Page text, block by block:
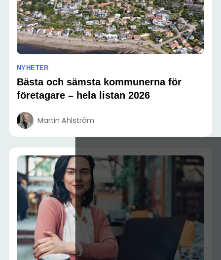
NYHETER
Bästa och sämsta kommunerna för
företagare – hela listan 2026
Martin Ahlström